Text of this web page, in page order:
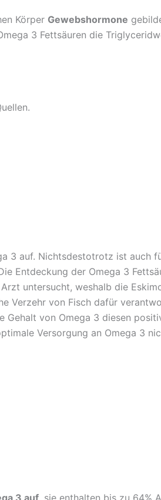
Körper Gewebshormone
3 Fettsäuren die
3 auf. Nichtsdestotrotz ist auch
Entdeckung der Omega 3
untersucht, weshalb die
Verzehr von Fisch dafür
von Omega 3 diesen
Versorgung an Omega 3
3 auf, sie enthalten bis zu 64%